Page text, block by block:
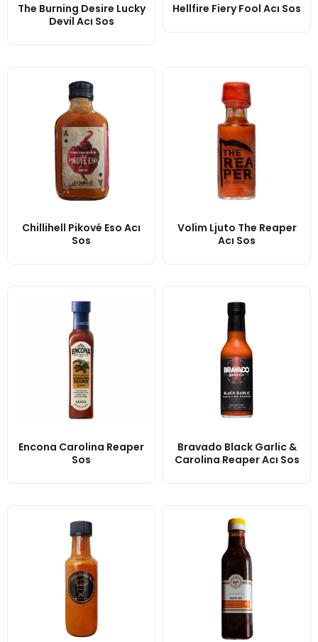
The Burning Desire Lucky
Devil Acı Sos
Hellfire Fiery Fool Acı Sos
Chillihell Pikové Eso Acı
Sos
Volim Ljuto The Reaper
Acı Sos
Encona Carolina Reaper
Sos
Bravado Black Garlic &
Carolina Reaper Acı Sos